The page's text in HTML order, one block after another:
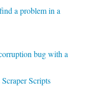
a problem in a
bug with a
Scripts